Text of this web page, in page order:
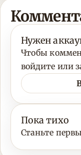
Нужен
Чтобы
войдите или
Пока тихо
Станьте